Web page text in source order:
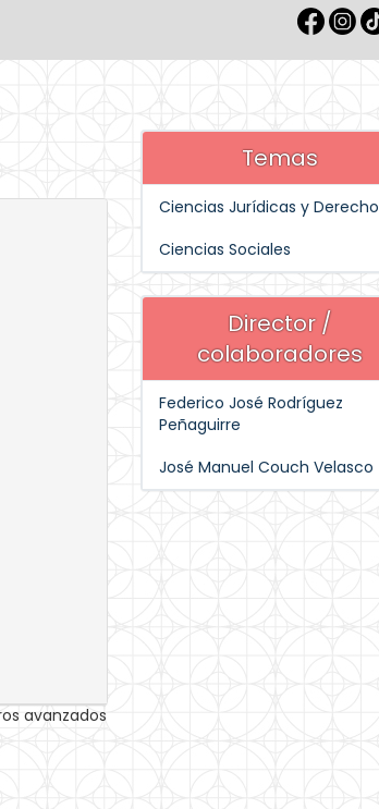
avanzados
Temas
Ciencias Jurídicas y Derecho
Ciencias Sociales
Director /
colaboradores
Federico José Rodríguez
Peñaguirre
José Manuel Couch Velasco